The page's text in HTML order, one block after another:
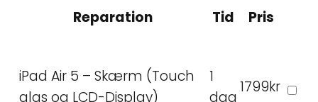
Reparation Tid Pris
iPad Air 5 – Skærm (Touch
glas og LCD-Display)
1
dag
1799kr